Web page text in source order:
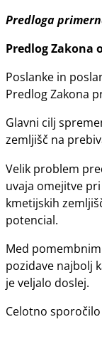
Predloga
Predlog Zakona
Poslanke in
Predlog Zakona
Glavni cilj
zemljišč na
Velik problem
uvaja omejitve
kmetijskih
potencial.
Med
pozidave najbolj
je veljalo doslej.
Celotno